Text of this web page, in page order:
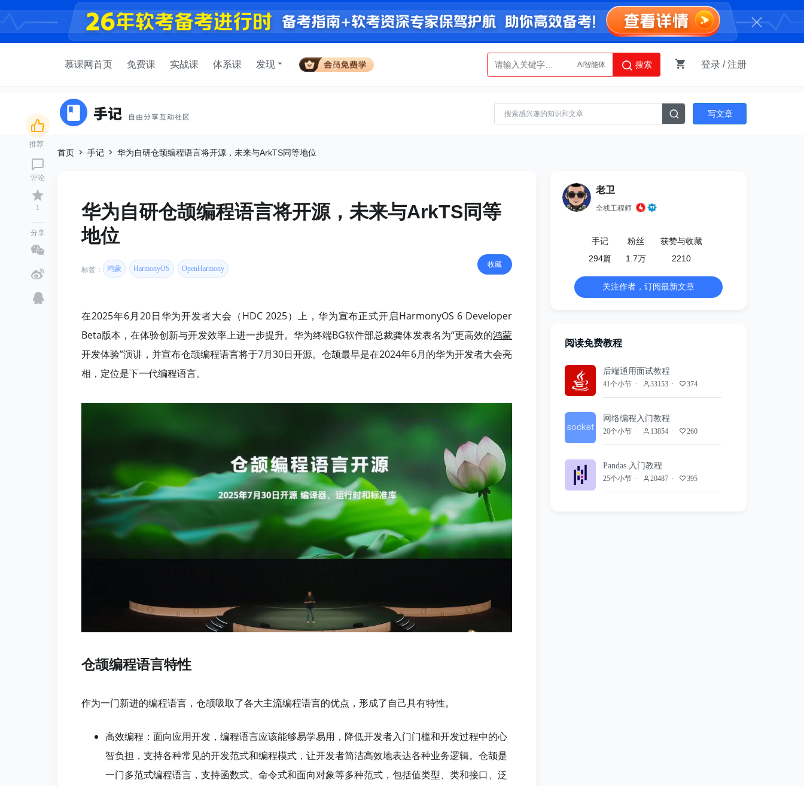
慕课网首页 免费课 实战课 体系课 发现
AI智能体
Python
搜索 登录 /注册
写文章
首页 手记 华为自研仓颉编程语言将开源，未来与ArkTS同等地位
推荐
评论
1
分享
华为自研仓颉编程语言将开源，未来与ArkTS同等
地位
标签： 鸿蒙 HarmonyOS OpenHarmony
收藏
在2025年6月20日华为开发者大会（HDC 2025）上，华为宣布正式开启HarmonyOS 6 Developer
Beta版本，在体验创新与开发效率上进一步提升。华为终端BG软件部总裁龚体发表名为“更高效的鸿蒙
开发体验”演讲，并宣布仓颉编程语言将于7月30日开源。仓颉最早是在2024年6月的华为开发者大会亮
相，定位是下一代编程语言。
仓颉编程语言特性
作为一门新进的编程语言，仓颉吸取了各大主流编程语言的优点，形成了自己具有特性。
高效编程：面向应用开发，编程语言应该能够易学易用，降低开发者入门门槛和开发过程中的心
智负担，支持各种常见的开发范式和编程模式，让开发者简洁高效地表达各种业务逻辑。仓颉是
一门多范式编程语言，支持函数式、命令式和面向对象等多种范式，包括值类型、类和接口、泛
老卫
全栈工程师
手记
294篇
粉丝
1.7万
获赞与收藏
2210
关注作者，订阅最新文章
阅读免费教程
后端通用面试教程
41个小节 33153 374
网络编程入门教程
20个小节 13854 260
Pandas 入门教程
25个小节 20487 395